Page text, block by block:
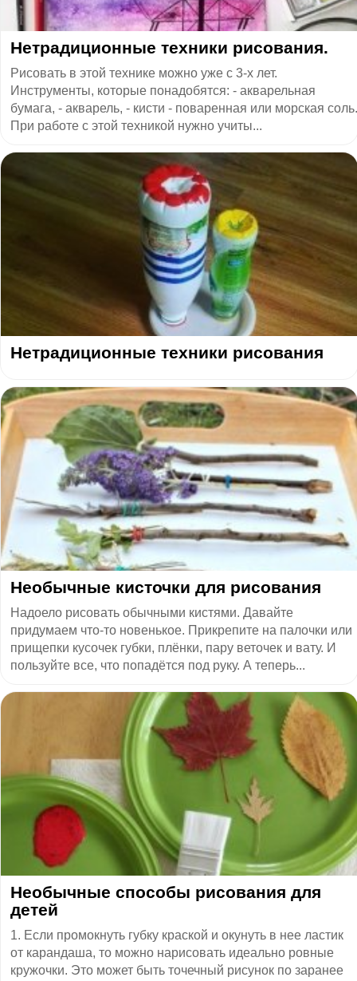
Нетрадиционные техники рисования.
Рисовать в этой технике можно уже с 3-х лет.
Инструменты, которые понадобятся: - акварельная
бумага, - акварель, - кисти - поваренная или морская соль.
При работе с этой техникой нужно учиты...
Нетрадиционные техники рисования
Необычные кисточки для рисования
Надоело рисовать обычными кистями. Давайте
придумаем что-то новенькое. Прикрепите на палочки или
прищепки кусочек губки, плёнки, пару веточек и вату. И
пользуйте все, что попадётся под руку. А теперь...
Необычные способы рисования для
детей
1. Если промокнуть губку краской и окунуть в нее ластик
от карандаша, то можно нарисовать идеально ровные
кружочки. Это может быть точечный рисунок по заранее